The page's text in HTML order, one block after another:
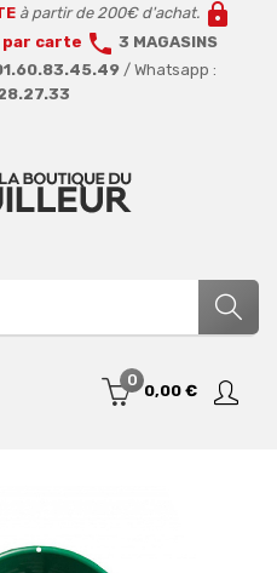
à partir de 200€ d'achat. lock
par carte call 3 MAGASINS
/ Whatsapp :
0
0,00 €